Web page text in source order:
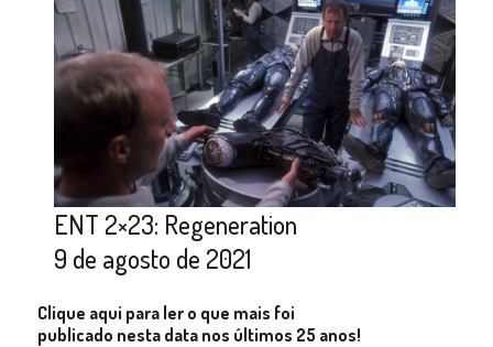
ENT 2×23: Regeneration
9 de agosto de 2021
Clique aqui para ler o que mais foi
publicado nesta data nos últimos 25 anos!